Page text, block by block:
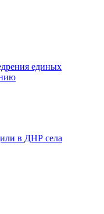
единых
в ДНР села